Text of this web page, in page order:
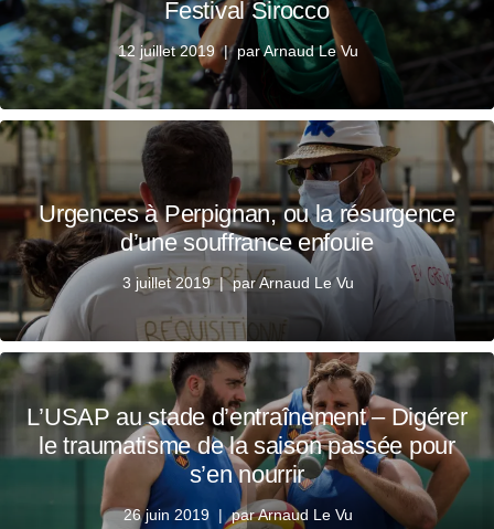
Festival Sirocco
12 juillet 2019 parArnaud Le Vu
Urgences à Perpignan, ou la résurgence
d’une souffrance enfouie
3 juillet 2019 parArnaud Le Vu
L’USAP au stade d’entraînement – Digérer
le traumatisme de la saison passée pour
s’en nourrir
26 juin 2019 parArnaud Le Vu